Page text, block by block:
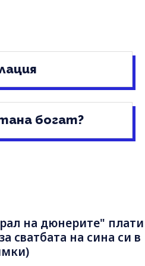
богат?
на дюнерите" плати
сватбата на сина си в